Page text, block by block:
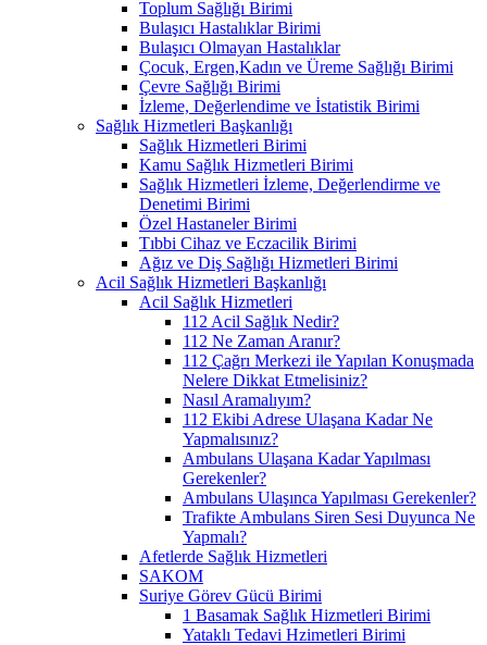
Toplum Sağlığı Birimi
Bulaşıcı Hastalıklar Birimi
Bulaşıcı Olmayan Hastalıklar
Çocuk, Ergen,Kadın ve Üreme Sağlığı Birimi
Çevre Sağlığı Birimi
İzleme, Değerlendime ve İstatistik Birimi
Sağlık Hizmetleri Başkanlığı
Sağlık Hizmetleri Birimi
Kamu Sağlık Hizmetleri Birimi
Sağlık Hizmetleri İzleme, Değerlendirme ve
Denetimi Birimi
Özel Hastaneler Birimi
Tıbbi Cihaz ve Eczacilik Birimi
Ağız ve Diş Sağlığı Hizmetleri Birimi
Acil Sağlık Hizmetleri Başkanlığı
Acil Sağlık Hizmetleri
112 Acil Sağlık Nedir?
112 Ne Zaman Aranır?
112 Çağrı Merkezi ile Yapılan Konuşmada
Nelere Dikkat Etmelisiniz?
Nasıl Aramalıyım?
112 Ekibi Adrese Ulaşana Kadar Ne
Yapmalısınız?
Ambulans Ulaşana Kadar Yapılması
Gerekenler?
Ambulans Ulaşınca Yapılması Gerekenler?
Trafikte Ambulans Siren Sesi Duyunca Ne
Yapmalı?
Afetlerde Sağlık Hizmetleri
SAKOM
Suriye Görev Gücü Birimi
1 Basamak Sağlık Hizmetleri Birimi
Yataklı Tedavi Hzimetleri Birimi